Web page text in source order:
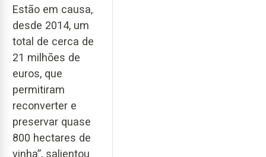
Estão em causa,
desde 2014, um
total de cerca de
21 milhões de
euros, que
permitiram
reconverter e
preservar quase
800 hectares de
vinha”, salientou